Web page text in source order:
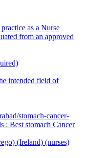
as a Nurse
from an approved
intended field of
stomach-cancer-
: Best stomach Cancer
(Ireland) (nurses)